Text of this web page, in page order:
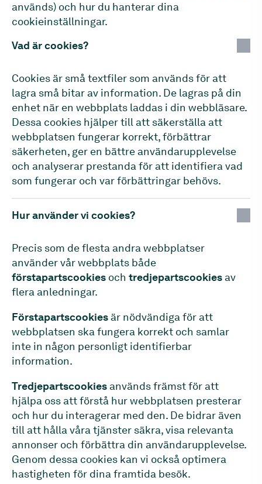
används) och hur du hanterar dina
cookieinställningar.
Vad är cookies?
Cookies är små textfiler som används för att
lagra små bitar av information. De lagras på din
enhet när en webbplats laddas i din webbläsare.
Dessa cookies hjälper till att säkerställa att
webbplatsen fungerar korrekt, förbättrar
säkerheten, ger en bättre användarupplevelse
och analyserar prestanda för att identifiera vad
som fungerar och var förbättringar behövs.
Hur använder vi cookies?
Precis som de flesta andra webbplatser
använder vår webbplats både
förstapartscookies och tredjepartscookies av
flera anledningar.
Förstapartscookies är nödvändiga för att
webbplatsen ska fungera korrekt och samlar
inte in någon personligt identifierbar
information.
Tredjepartscookies används främst för att
hjälpa oss att förstå hur webbplatsen presterar
och hur du interagerar med den. De bidrar även
till att hålla våra tjänster säkra, visa relevanta
annonser och förbättra din användarupplevelse.
Genom dessa cookies kan vi också optimera
hastigheten för dina framtida besök.